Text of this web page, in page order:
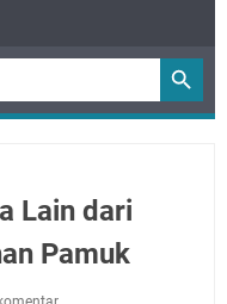
Lain dari
Pamuk